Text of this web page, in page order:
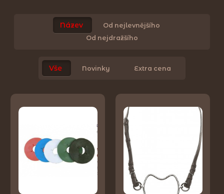
Název
Od nejlevnějšího
Od nejdražšího
Vše Novinky Extra cena